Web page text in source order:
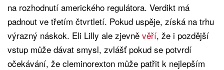
na rozhodnutí amerického regulátora. Verdikt má
padnout ve třetím čtvrtletí. Pokud uspěje, získá na trhu
výrazný náskok. Eli Lilly ale zjevně věří, že i pozdější
vstup může dávat smysl, zvlášť pokud se potvrdí
očekávání, že cleminorexton může patřit k nejlepším